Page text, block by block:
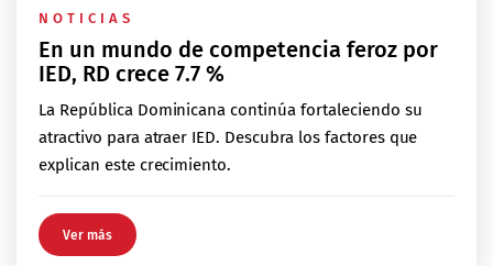
NOTICIAS
En un mundo de competencia feroz por
IED, RD crece 7.7 %
La República Dominicana continúa fortaleciendo su
atractivo para atraer IED. Descubra los factores que
explican este crecimiento.
Ver más